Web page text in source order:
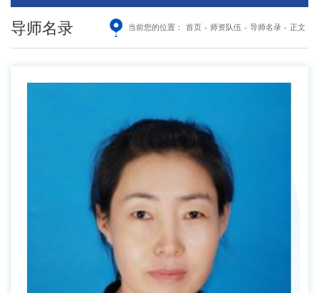
当前您的位置： 首页 - 师资队伍 - 导师名录 - 正文
导师名录